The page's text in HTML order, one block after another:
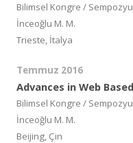
Bilimsel Kongre /
İnceoğlu M. M.
Trieste, İtalya
Temmuz 2016
Advances in Web
Bilimsel Kongre /
İnceoğlu M. M.
Beijing, Çin